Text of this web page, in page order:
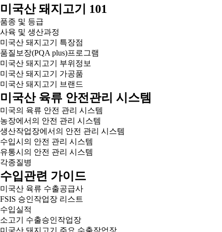
미국산 돼지고기 101
품종 및 등급
사육 및 생산과정
미국산 돼지고기 특장점
품질보장(PQA plus)프로그램
미국산 돼지고기 부위정보
미국산 돼지고기 가공품
미국산 돼지고기 브랜드
미국산 육류 안전관리 시스템
미국의 육류 안전 관리 시스템
농장에서의 안전 관리 시스템
생산작업장에서의 안전 관리 시스템
수입시의 안전 관리 시스템
유통시의 안전 관리 시스템
각종질병
수입관련 가이드
미국산 육류 수출공급사
FSIS 승인작업장 리스트
수입실적
소고기 수출승인작업장
미국산 돼지고기 주요 수출작업장